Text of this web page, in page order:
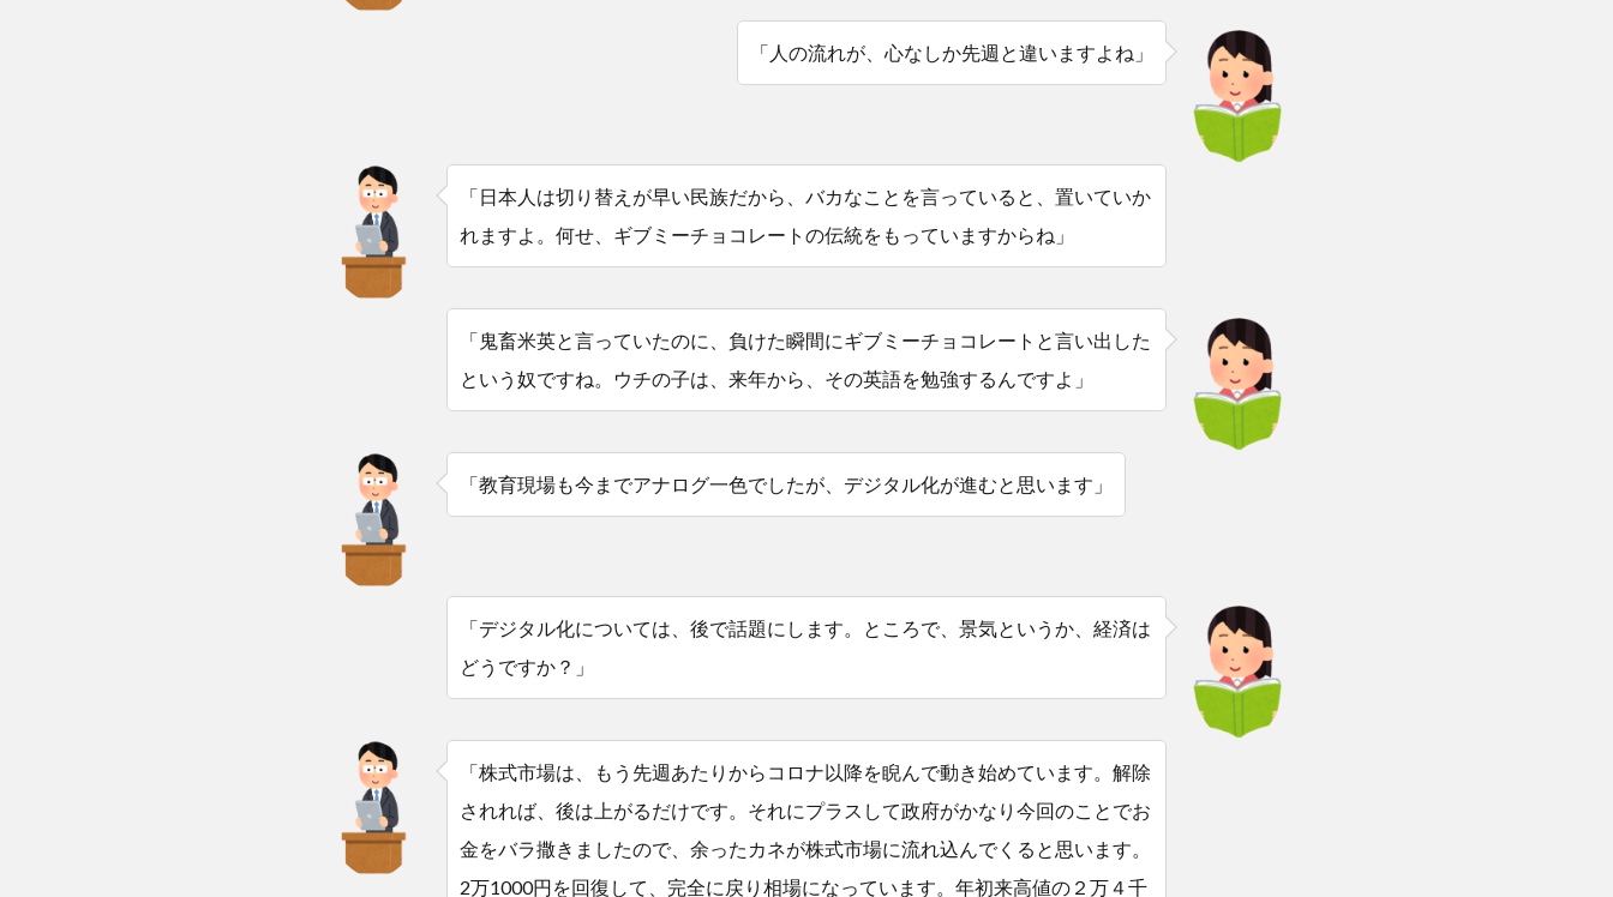
「人の流れが、心なしか先週と違いますよね」
「日本人は切り替えが早い民族だから、バカなことを言っていると、置いていか
れますよ。何せ、ギブミーチョコレートの伝統をもっていますからね」
「鬼畜米英と言っていたのに、負けた瞬間にギブミーチョコレートと言い出した
という奴ですね。ウチの子は、来年から、その英語を勉強するんですよ」
「教育現場も今までアナログ一色でしたが、デジタル化が進むと思います」
「デジタル化については、後で話題にします。ところで、景気というか、経済は
どうですか？」
「株式市場は、もう先週あたりからコロナ以降を睨んで動き始めています。解除
されれば、後は上がるだけです。それにプラスして政府がかなり今回のことでお
金をバラ撒きましたので、余ったカネが株式市場に流れ込んでくると思います。
2万1000円を回復して、完全に戻り相場になっています。年初来高値の２万４千